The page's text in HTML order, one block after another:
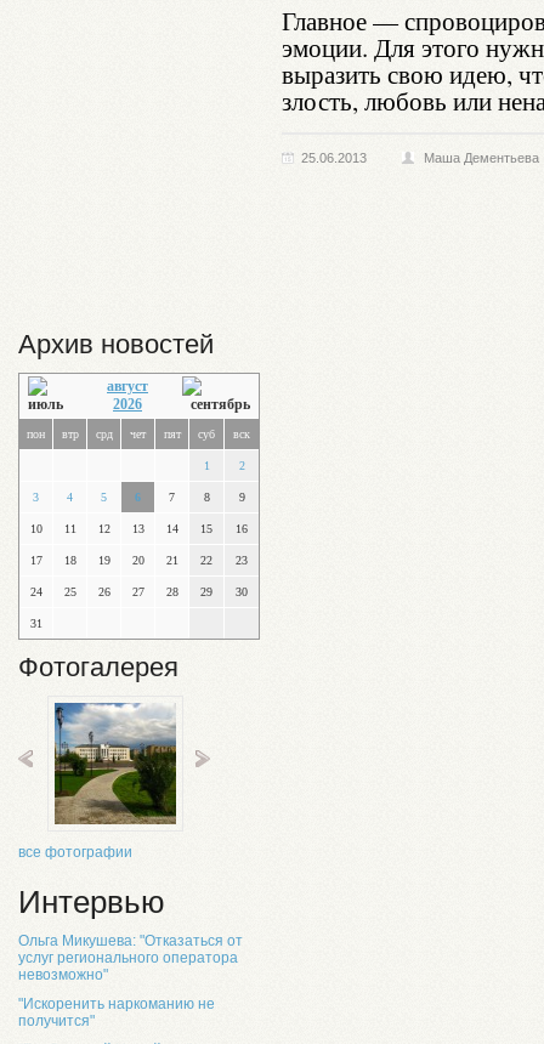
Архив новостей
август
2026
пон втр срд чет пят суб вск
1 2
3 4 5 6 7 8 9
10 11 12 13 14 15 16
17 18 19 20 21 22 23
24 25 26 27 28 29 30
31
Фотогалерея
все фотографии
Интервью
Ольга Микушева: "Отказаться от
услуг регионального оператора
невозможно"
"Искоренить наркоманию не
получится"
Главное —
эмоции. Для этого
выразить свою идею,
злость, любовь или
25.06.2013 Маша Дементьева